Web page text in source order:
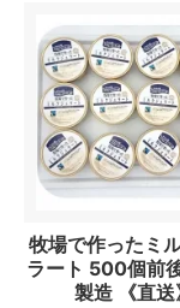
牧場で作ったミ
ラート 500個前
製造 《直送